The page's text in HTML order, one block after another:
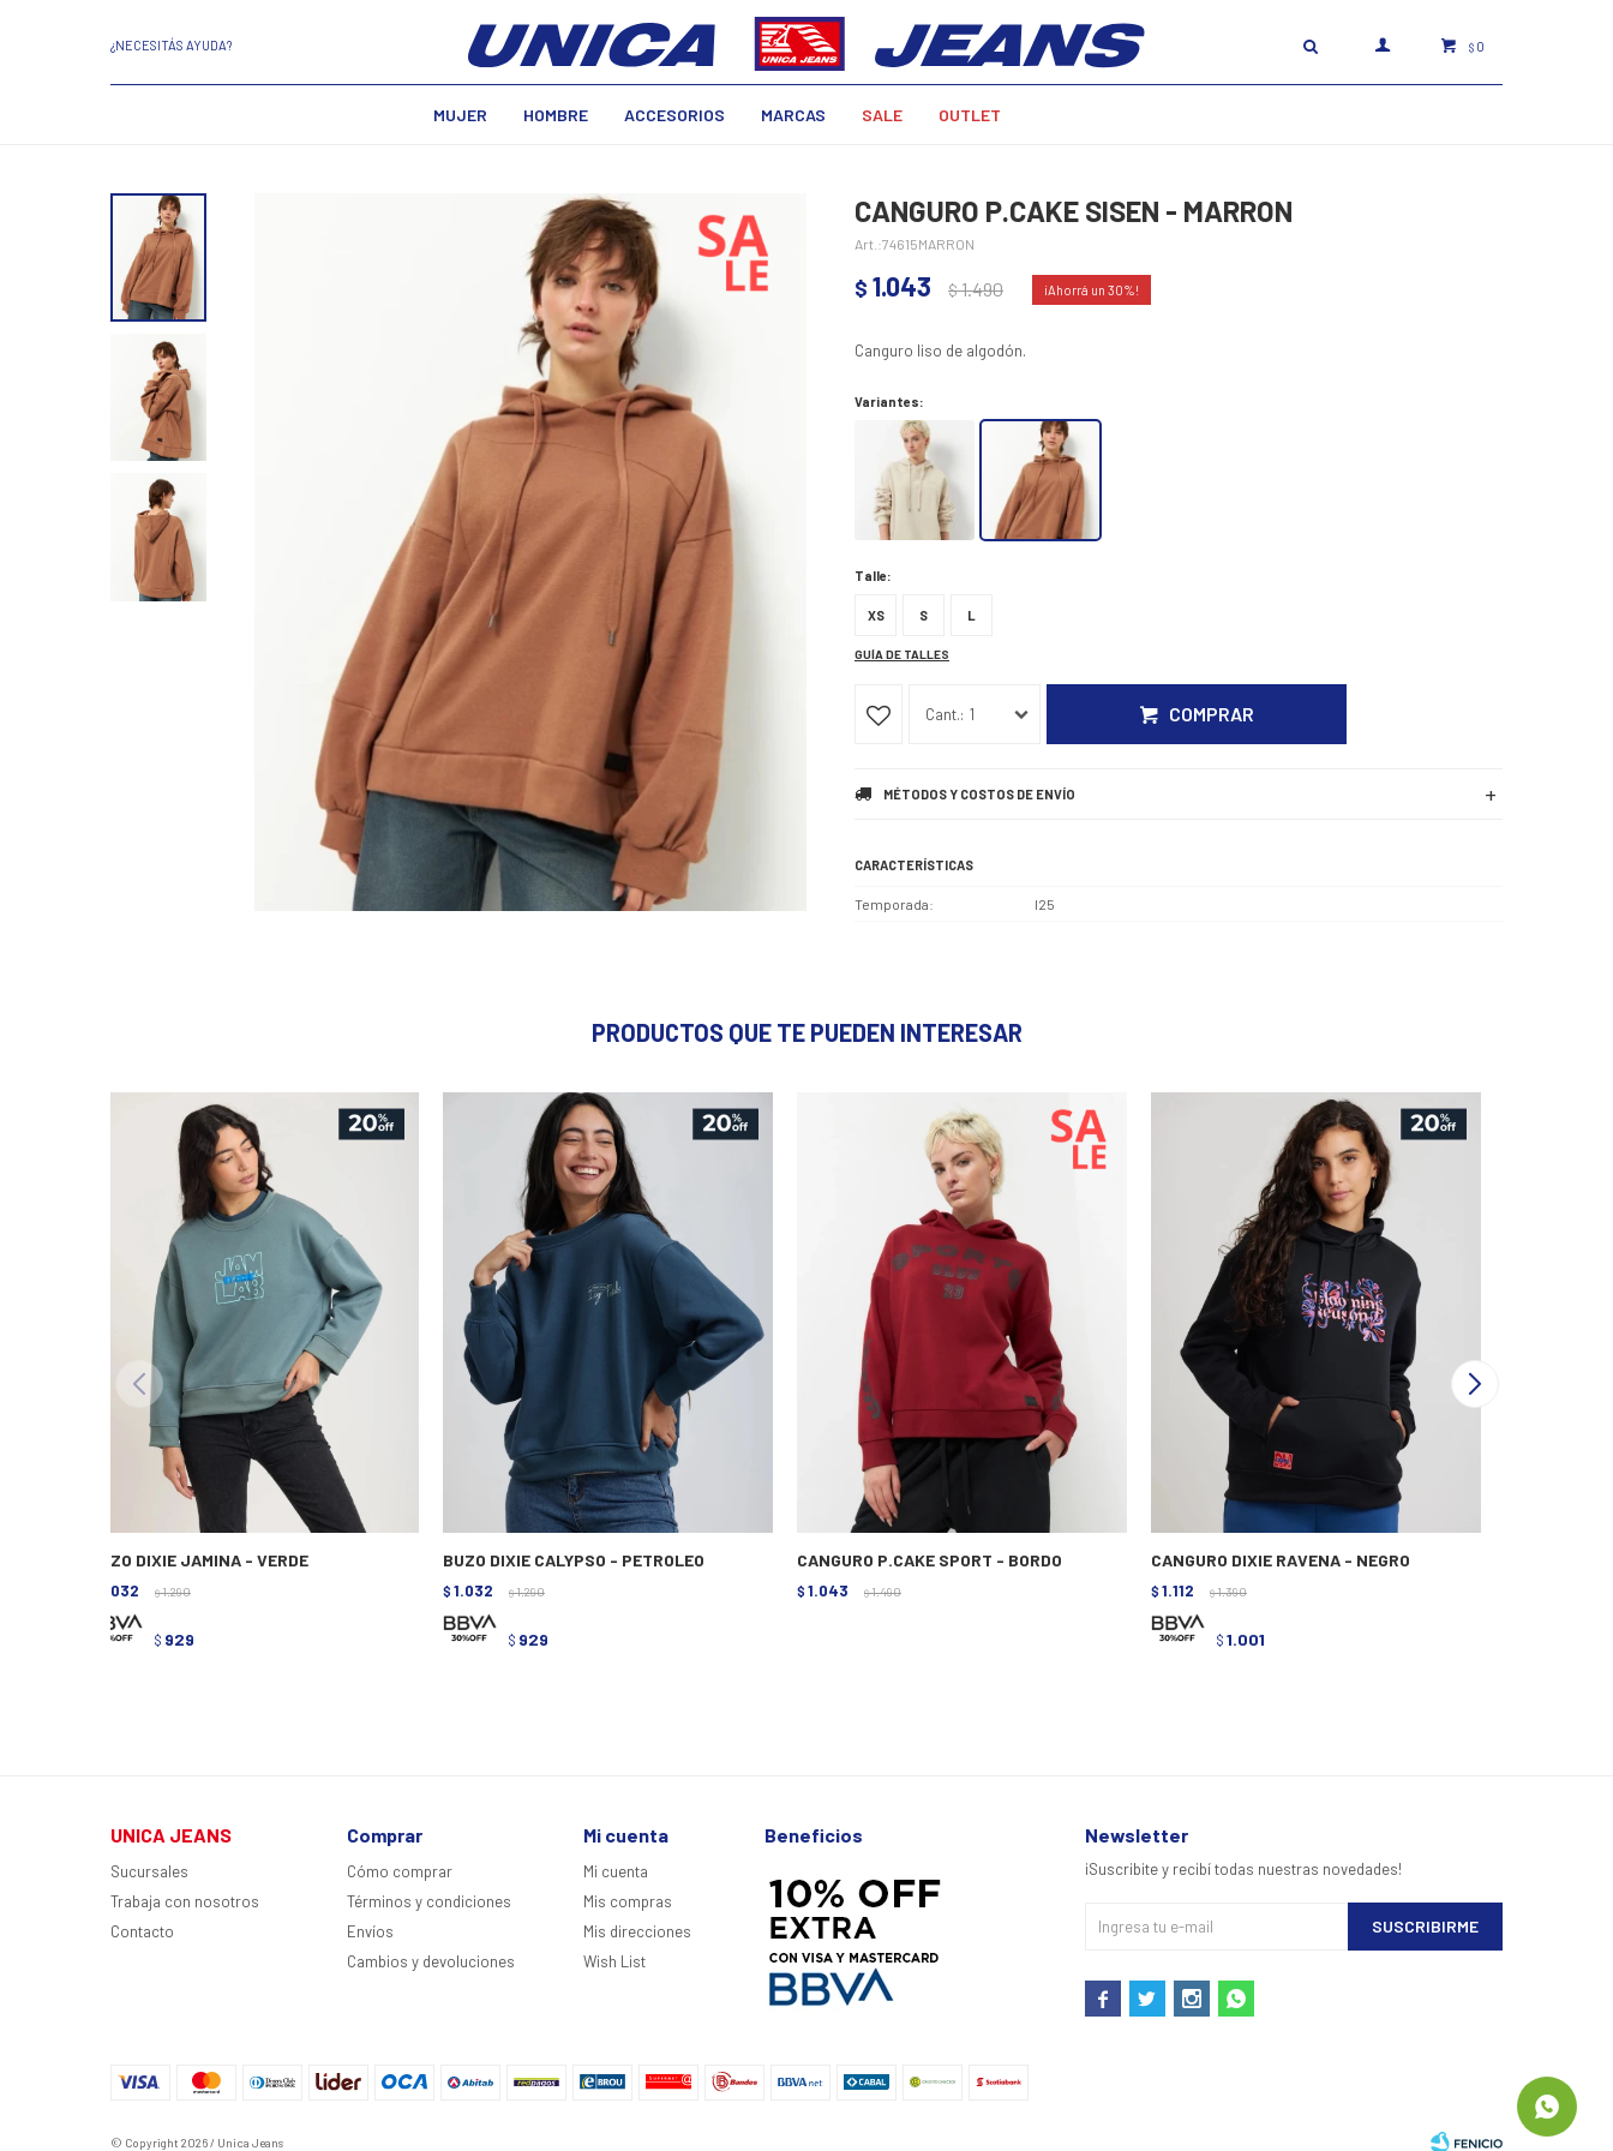
MUJER HOMBRE ACCESORIOS MARCAS SALE OUTLET
$ 0
¿NECESITÁS AYUDA?
CANGURO P.CAKE SISEN - MARRON
74615MARRON
$ 1.043 $1.490 30
Canguro liso de algodón.
Variantes:
Talle:
XS S L
GUÍA DE TALLES
1 COMPRAR
MÉTODOS Y COSTOS DE ENVÍO
CARACTERÍSTICAS
Temporada I25
PRODUCTOS QUE TE PUEDEN INTERESAR
BUZO DIXIE JAMINA - VERDE
1.032 $ 1.290
$ 929
BUZO DIXIE CALYPSO - PETROLEO
$ 1.032 $ 1.290
$ 929
CANGURO P.CAKE SPORT - BORDO
$ 1.043 $ 1.490
CANGURO DIXIE RAVENA - NEGRO
$ 1.112 $ 1.390
$ 1.001
UNICA JEANS
Sucursales
Trabaja con nosotros
Contacto
Comprar
Cómo comprar
Términos y condiciones
Envíos
Cambios y devoluciones
Mi cuenta
Mi cuenta
Mis compras
Mis direcciones
Wish List
Beneficios Newsletter
¡Suscribite y recibí todas nuestras novedades!
SUSCRIBIRME
   
© Copyright 2026 / Unica Jeans